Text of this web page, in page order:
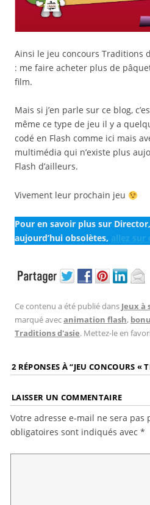
Ainsi le jeu concours Traditions
: me faire acheter plus de
film.
Mais si j’en parle sur ce blog,
même ce type de jeu il y a
codé en Flash comme ici mais
multimédia qui n’existe plus
Flash d’ailleurs.
Vivement leur prochain jeu
Pour en savoir plus sur
aujourd’hui obsolètes, allez sur
Ce contenu a été publié dans Jeux à
marqué avecanimation flash,
Traditions d'asie. Mettez-le en
2 RÉPONSES À “JEU CONCOURS «
LAISSER UN COMMENTAIRE
Votre adresse e-mail ne sera pas
obligatoires sont indiqués avec*